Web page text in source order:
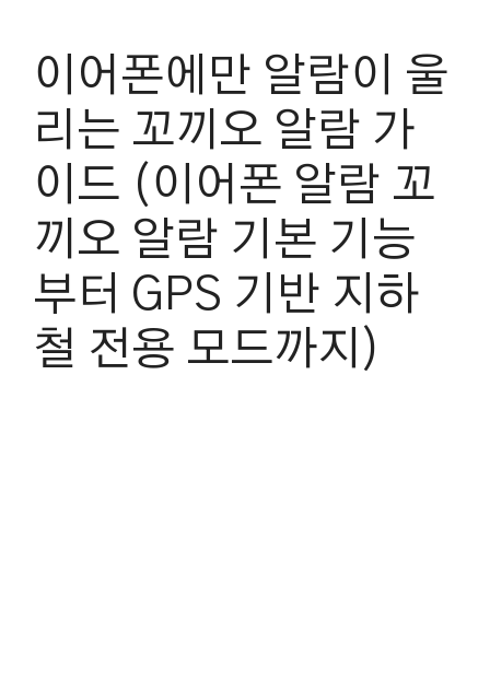
이어폰에만 알람이 울
리는 꼬끼오 알람 가
이드 (이어폰 알람 꼬
끼오 알람 기본 기능
부터 GPS 기반 지하
철 전용 모드까지)